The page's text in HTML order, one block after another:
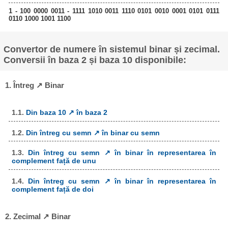
1 - 100 0000 0011 - 1111 1010 0011 1110 0101 0010 0001 0101 0111
0110 1000 1001 1100
Convertor de numere în sistemul binar și zecimal.
Conversii în baza 2 și baza 10 disponibile:
1. Întreg ↗ Binar
1.1. Din baza 10 ↗ în baza 2
1.2. Din întreg cu semn ↗ în binar cu semn
1.3. Din întreg cu semn ↗ în binar în representarea în
complement față de unu
1.4. Din întreg cu semn ↗ în binar în representarea în
complement față de doi
2. Zecimal ↗ Binar